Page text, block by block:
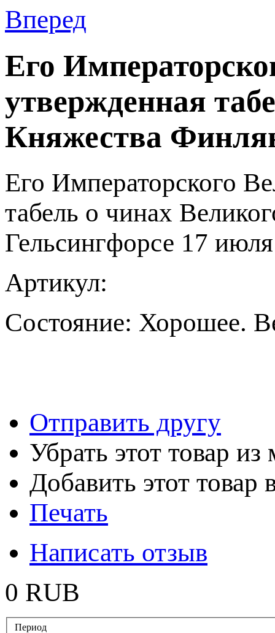
Вперед
Его
утвержденная
Княжества
Его Императорского
табель о чинах
Гельсингфорсе 17
Артикул:
Состояние: Хорошее.
Отправить другу
Убрать этот товар
Добавить этот товар
Печать
Написать отзыв
0 RUB
Период